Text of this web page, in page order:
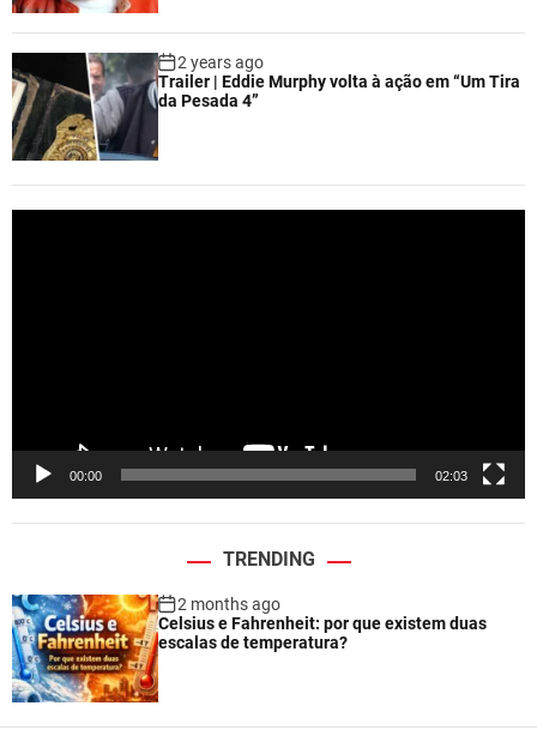
2 years ago
Trailer | Eddie Murphy volta à ação em “Um Tira
da Pesada 4”
00:00 02:03
TRENDING
2 months ago
Celsius e Fahrenheit: por que existem duas
escalas de temperatura?